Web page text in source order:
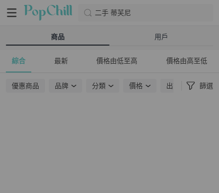
二手 蒂芙尼
商品 用戶
綜合 最新 價格由低至高 價格由高至低
優惠商品 品牌 分類 價格 出貨地點 篩選